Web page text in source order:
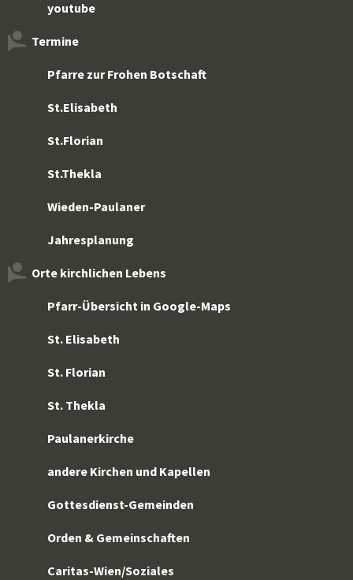
youtube
Termine
Pfarre zur Frohen Botschaft
St.Elisabeth
St.Florian
St.Thekla
Wieden-Paulaner
Jahresplanung
Orte kirchlichen Lebens
Pfarr-Übersicht in Google-Maps
St. Elisabeth
St. Florian
St. Thekla
Paulanerkirche
andere Kirchen und Kapellen
Gottesdienst-Gemeinden
Orden & Gemeinschaften
Caritas-Wien/Soziales